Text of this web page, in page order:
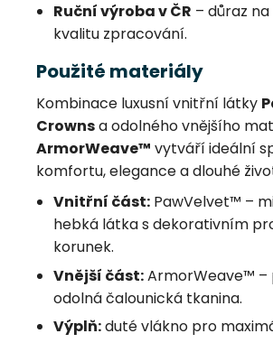
Ruční výroba v ČR – důraz
kvalitu zpracování.
Použité materiály
Kombinace luxusní vnitřní látky
Crownsa odolného vnějšího
ArmorWeave™ vytváří ideální
komfortu, elegance a dlouhé
Vnitřní část: PawVelvet™ –
hebká látka s dekorativním
korunek.
Vnější část:ArmorWeave™ –
odolná čalounická tkanina.
Výplň:duté vlákno pro